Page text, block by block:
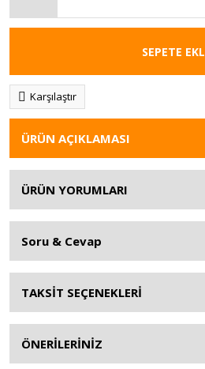
SEPETE
Karşılaştır
ÜRÜN AÇIKLAMASI
ÜRÜN YORUMLARI
Soru & Cevap
TAKSİT SEÇENEKLERİ
ÖNERİLERİNİZ